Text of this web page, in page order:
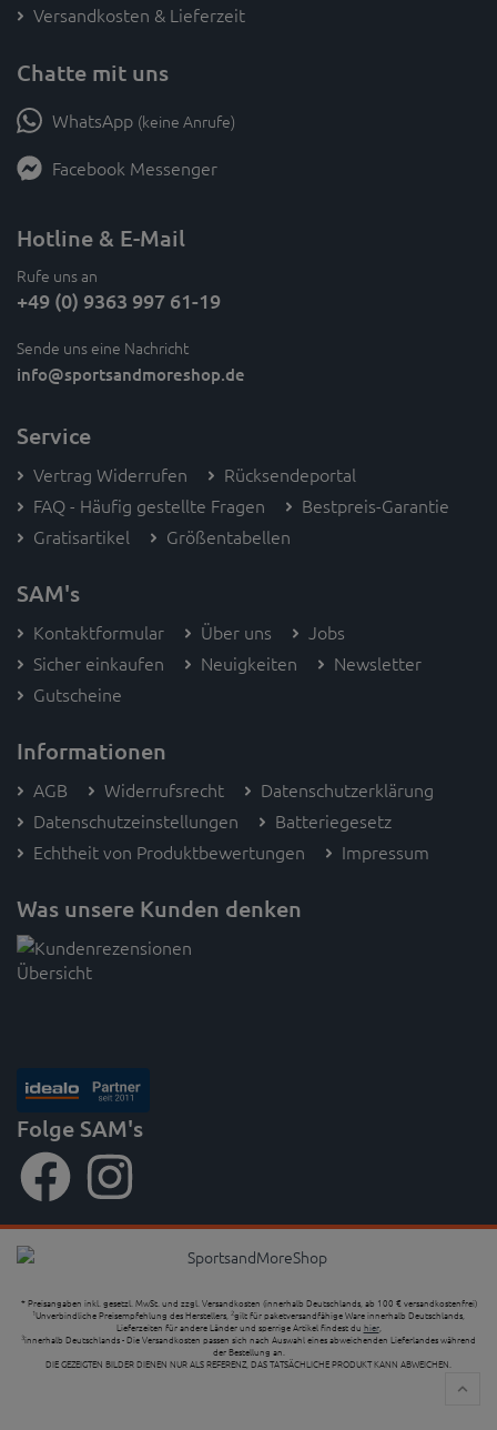
Versandkosten & Lieferzeit
Chatte mit uns
WhatsApp (keine Anrufe)
Facebook Messenger
Hotline & E-Mail
Rufe uns an
+49 (0) 9363 997 61-19
Sende uns eine Nachricht
info@sportsandmoreshop.de
Service
Vertrag Widerrufen
Rücksendeportal
FAQ - Häufig gestellte Fragen
Bestpreis-Garantie
Gratisartikel
Größentabellen
SAM's
Kontaktformular Über uns
Jobs
Sicher einkaufen
Neuigkeiten
Newsletter
Gutscheine
Informationen
AGB Widerrufsrecht
Datenschutzerklärung
Datenschutzeinstellungen
Batteriegesetz
Echtheit von Produktbewertungen
Impressum
Was unsere Kunden denken
Folge SAM's
* Preisangaben inkl. gesetzl. MwSt. und zzgl. Versandkosten (innerhalb Deutschlands, ab 100 € versandkostenfrei)
1Unverbindliche Preisempfehlung des Herstellers, 2gilt für paketversandfähige Ware innerhalb Deutschlands,
Lieferzeiten für andere Länder und sperrige Artikel findest du hier,
3innerhalb Deutschlands - Die Versandkosten passen sich nach Auswahl eines abweichenden Lieferlandes während
der Bestellung an.
DIE GEZEIGTEN BILDER DIENEN NUR ALS REFERENZ, DAS TATSÄCHLICHE PRODUKT KANN ABWEICHEN.